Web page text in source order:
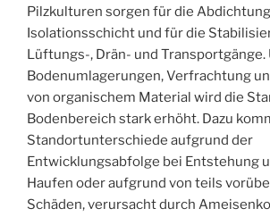
Pilzkulturen sorgen für die
Isolationsschicht und für die
Lüftungs-, Drän- und Transportgänge.
Bodenumlagerungen, Verfrachtung
von organischem Material wird die
Bodenbereich stark erhöht. Dazu
Standortunterschiede aufgrund der
Entwicklungsabfolge bei Entstehung
Haufen oder aufgrund von teils
Schäden, verursacht durch